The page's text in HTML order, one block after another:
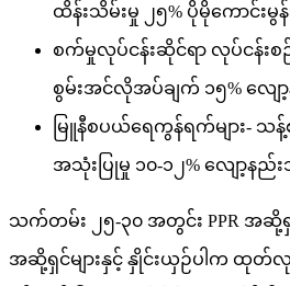
ထိန်းသိမ်းမှု ၂၅% ပိုမိုကောင်း
စက်မှုလုပ်ငန်းဆိုင်ရာ လုပ်ငန်းစ
စွမ်းအင်လိုအပ်ချက် ၁၅% လျေ
မြူနီစပယ်ရေကွန်ရက်များ- သ
အသုံးပြုမှု ၁၀-၁၂% လျော့နည်းသွ
သက်တမ်း ၂၅-၃၀ အတွင်း PPR အဆို့
အဆို့ရှင်များနှင့် နှိုင်းယှဉ်ပါက ထု